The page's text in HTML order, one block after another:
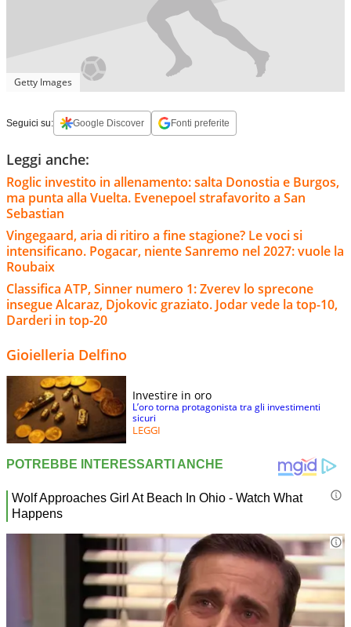
Getty Images
Seguici su: Google Discover Fonti preferite
Leggi anche:
Roglic investito in allenamento: salta Donostia e Burgos,
ma punta alla Vuelta. Evenepoel strafavorito a San
Sebastian
Vingegaard, aria di ritiro a fine stagione? Le voci si
intensificano. Pogacar, niente Sanremo nel 2027: vuole la
Roubaix
Classifica ATP, Sinner numero 1: Zverev lo sprecone
insegue Alcaraz, Djokovic graziato. Jodar vede la top-10,
Darderi in top-20
Gioielleria Delfino
Investire in oro
L’oro torna protagonista tra gli investimenti
sicuri
LEGGI